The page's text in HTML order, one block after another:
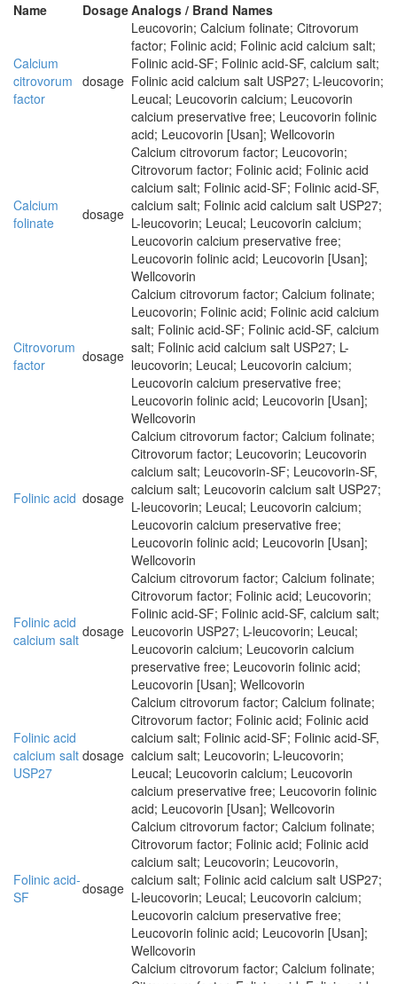
Name DosageAnalogs / Brand Names
Calcium
citrovorum
factor
dosage
Leucovorin; Calcium folinate; Citrovorum
factor; Folinic acid; Folinic acid calcium salt;
Folinic acid-SF; Folinic acid-SF, calcium salt;
Folinic acid calcium salt USP27; L-leucovorin;
Leucal; Leucovorin calcium; Leucovorin
calcium preservative free; Leucovorin folinic
acid; Leucovorin [Usan]; Wellcovorin
Calcium
folinate
dosage
Calcium citrovorum factor; Leucovorin;
Citrovorum factor; Folinic acid; Folinic acid
calcium salt; Folinic acid-SF; Folinic acid-SF,
calcium salt; Folinic acid calcium salt USP27;
L-leucovorin; Leucal; Leucovorin calcium;
Leucovorin calcium preservative free;
Leucovorin folinic acid; Leucovorin [Usan];
Wellcovorin
Citrovorum
factor
dosage
Calcium citrovorum factor; Calcium folinate;
Leucovorin; Folinic acid; Folinic acid calcium
salt; Folinic acid-SF; Folinic acid-SF, calcium
salt; Folinic acid calcium salt USP27; L-
leucovorin; Leucal; Leucovorin calcium;
Leucovorin calcium preservative free;
Leucovorin folinic acid; Leucovorin [Usan];
Wellcovorin
Folinic acid dosage
Calcium citrovorum factor; Calcium folinate;
Citrovorum factor; Leucovorin; Leucovorin
calcium salt; Leucovorin-SF; Leucovorin-SF,
calcium salt; Leucovorin calcium salt USP27;
L-leucovorin; Leucal; Leucovorin calcium;
Leucovorin calcium preservative free;
Leucovorin folinic acid; Leucovorin [Usan];
Wellcovorin
Folinic acid
calcium salt dosage
Calcium citrovorum factor; Calcium folinate;
Citrovorum factor; Folinic acid; Leucovorin;
Folinic acid-SF; Folinic acid-SF, calcium salt;
Leucovorin USP27; L-leucovorin; Leucal;
Leucovorin calcium; Leucovorin calcium
preservative free; Leucovorin folinic acid;
Leucovorin [Usan]; Wellcovorin
Folinic acid
calcium salt
USP27
dosage
Calcium citrovorum factor; Calcium folinate;
Citrovorum factor; Folinic acid; Folinic acid
calcium salt; Folinic acid-SF; Folinic acid-SF,
calcium salt; Leucovorin; L-leucovorin;
Leucal; Leucovorin calcium; Leucovorin
calcium preservative free; Leucovorin folinic
acid; Leucovorin [Usan]; Wellcovorin
Folinic acid-
SF
dosage
Calcium citrovorum factor; Calcium folinate;
Citrovorum factor; Folinic acid; Folinic acid
calcium salt; Leucovorin; Leucovorin,
calcium salt; Folinic acid calcium salt USP27;
L-leucovorin; Leucal; Leucovorin calcium;
Leucovorin calcium preservative free;
Leucovorin folinic acid; Leucovorin [Usan];
Wellcovorin
Calcium citrovorum factor; Calcium folinate;